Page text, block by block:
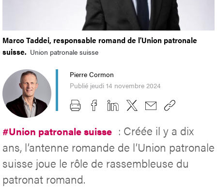
Marco Taddei, responsable romand de l’Union patronale
suisse. Union patronale suisse
Pierre Cormon
Publié jeudi 14 novembre 2024
#Union patronale suisse : Créée il y a dix
ans, l’antenne romande de l’Union patronale
suisse joue le rôle de rassembleuse du
patronat romand.